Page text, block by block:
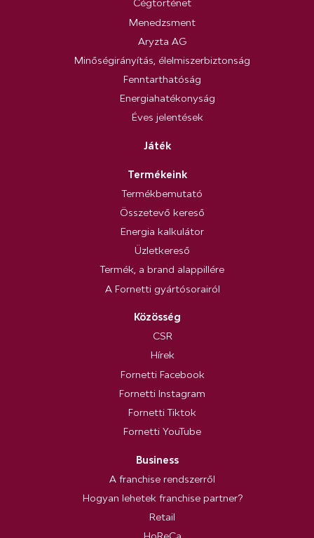
Cégtörténet
Menedzsment
Aryzta AG
Minőségirányítás, élelmiszerbiztonság
Fenntarthatóság
Energiahatékonyság
Éves jelentések
Játék
Termékeink
Termékbemutató
Összetevő kereső
Energia kalkulátor
Üzletkereső
Termék, a brand alappillére
A Fornetti gyártósorairól
Közösség
CSR
Hírek
Fornetti Facebook
Fornetti Instagram
Fornetti Tiktok
Fornetti YouTube
Business
A franchise rendszerről
Hogyan lehetek franchise partner?
Retail